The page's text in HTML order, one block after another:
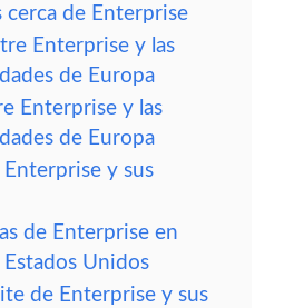
de Enterprise
Enterprise y las
de Europa
Enterprise y las
de Europa
y sus
de Enterprise en
Estados Unidos
de Enterprise y sus